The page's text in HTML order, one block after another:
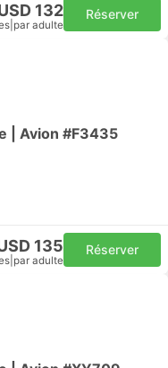
132
par adulte
Réserver
| Avion #F3435
135
par adulte
Réserver